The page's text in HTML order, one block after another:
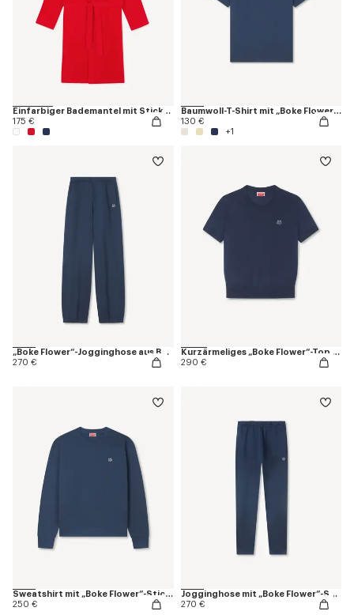
Einfarbiger Bademantel mit Stickerei „K Boke“
175 €
Baumwoll-T-Shirt mit „Boke Flower“-Stickerei
130 €
+1
„Boke Flower“-Jogginghose aus Baumwolle
270 €
Kurzärmeliges „Boke Flower“-Top aus Merinowolle
290 €
Sweatshirt mit „Boke Flower“-Stickerei aus Baumwolle
250 €
Jogginghose mit „Boke Flower“-Stickerei aus Baumwolle
270 €